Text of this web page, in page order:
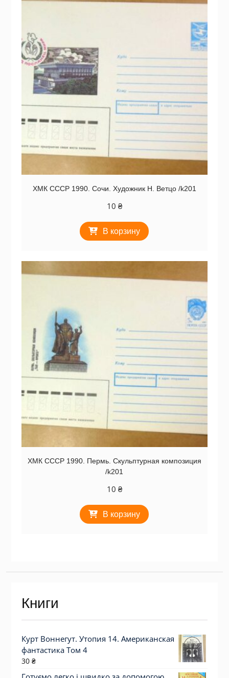
ХМК СССР 1990. Сочи. Художник Н. Ветцо /k201
10 ₴
В корзину
ХМК СССР 1990. Пермь. Скульптурная композиция
/k201
10 ₴
В корзину
Книги
Курт Воннегут. Утопия 14. Американская
фантастика Том 4
30 ₴